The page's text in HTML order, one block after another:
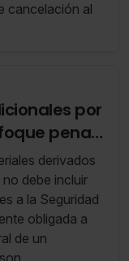
cancelación al
por
penal |
derivados
debe incluir
a la Seguridad
obligada a
de un